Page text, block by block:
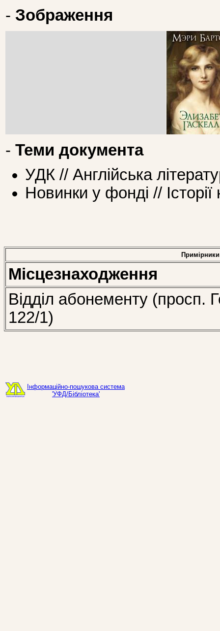
- Зображення
- Теми документа
УДК // Англійська
Новинки у фонді // Історії
Примірники
Місцезнаходження
Відділ абонементу (просп.
122/1)
Інформаційно-пошукова система
'УФД/Бібліотека'